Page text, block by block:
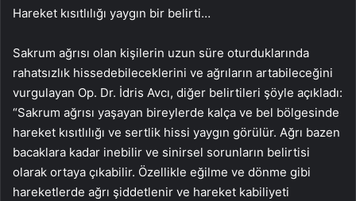
Hareket kısıtlılığı yaygın bir belirti…
Sakrum ağrısı olan kişilerin uzun süre oturduklarında
rahatsızlık hissedebileceklerini ve ağrıların artabileceğini
vurgulayan Op. Dr. İdris Avcı, diğer belirtileri şöyle açıkladı:
“Sakrum ağrısı yaşayan bireylerde kalça ve bel bölgesinde
hareket kısıtlılığı ve sertlik hissi yaygın görülür. Ağrı bazen
bacaklara kadar inebilir ve sinirsel sorunların belirtisi
olarak ortaya çıkabilir. Özellikle eğilme ve dönme gibi
hareketlerde ağrı şiddetlenir ve hareket kabiliyeti